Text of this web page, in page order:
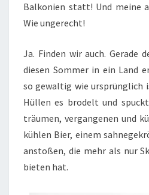
Balkonien statt! Und meine
Wie ungerecht!
Ja. Finden wir auch. Gerade
diesen Sommer in ein Land
so gewaltig wie ursprünglich
Hüllen es brodelt und
träumen, vergangenen und
kühlen Bier, einem
anstoßen, die mehr als nur
bieten hat.